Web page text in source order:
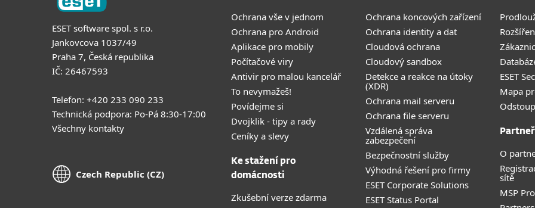
ESET software spol. s r.o.
Jankovcova 1037/49
Praha 7, Česká republika
IČ: 26467593
Telefon: +420 233 090 233
Technická podpora: Po-Pá 8:30-17:00
Všechny kontakty
Czech Republic (CZ)
Ochrana vše v jednom
Ochrana pro Android
Aplikace pro mobily
Počítačové viry
Antivir pro malou kancelář
To nevymažeš!
Povídejme si
Dvojklik - tipy a rady
Ceníky a slevy
Ke stažení pro
domácnosti
Zkušební verze zdarma
Ochrana koncových zařízení
Ochrana identity a dat
Cloudová ochrana
Cloudový sandbox
Detekce a reakce na útoky
(XDR)
Ochrana mail serveru
Ochrana file serveru
Vzdálená správa
zabezpečení
Bezpečnostní služby
Výhodná řešení pro firmy
ESET Corporate Solutions
ESET Status Portal
ESET
Mapa
O
sítě
MSP